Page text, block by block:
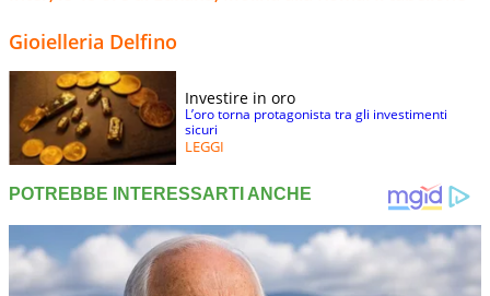
Gioielleria Delfino
Investire in oro
L’oro torna protagonista tra gli investimenti
sicuri
LEGGI